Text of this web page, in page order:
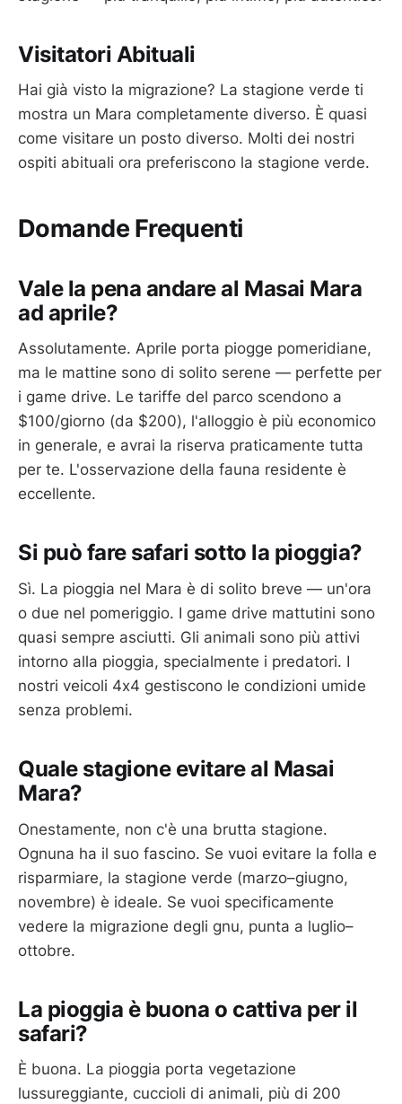
Visitatori Abituali
Hai già visto la migrazione? La stagione verde ti
mostra un Mara completamente diverso. È quasi
come visitare un posto diverso. Molti dei nostri
ospiti abituali ora preferiscono la stagione verde.
Domande Frequenti
Vale la pena andare al Masai Mara
ad aprile?
Assolutamente. Aprile porta piogge pomeridiane,
ma le mattine sono di solito serene — perfette per
i game drive. Le tariffe del parco scendono a
$100/giorno (da $200), l'alloggio è più economico
in generale, e avrai la riserva praticamente tutta
per te. L'osservazione della fauna residente è
eccellente.
Si può fare safari sotto la pioggia?
Sì. La pioggia nel Mara è di solito breve — un'ora
o due nel pomeriggio. I game drive mattutini sono
quasi sempre asciutti. Gli animali sono più attivi
intorno alla pioggia, specialmente i predatori. I
nostri veicoli 4x4 gestiscono le condizioni umide
senza problemi.
Quale stagione evitare al Masai
Mara?
Onestamente, non c'è una brutta stagione.
Ognuna ha il suo fascino. Se vuoi evitare la folla e
risparmiare, la stagione verde (marzo–giugno,
novembre) è ideale. Se vuoi specificamente
vedere la migrazione degli gnu, punta a luglio–
ottobre.
La pioggia è buona o cattiva per il
safari?
È buona. La pioggia porta vegetazione
lussureggiante, cuccioli di animali, più di 200